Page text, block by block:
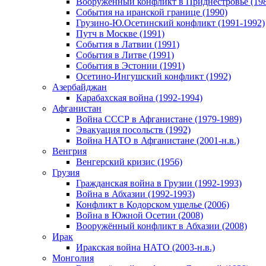
События на иранской границе (1990)
Грузино-Ю.Осетинский конфликт (1991-1992)
Путч в Москве (1991)
События в Латвии (1991)
События в Литве (1991)
События в Эстонии (1991)
Осетино-Ингушский конфликт (1992)
Азербайджан
Карабахская война (1992-1994)
Афганистан
Война СССР в Афганистане (1979-1989)
Эвакуация посольств (1992)
Война НАТО в Афганистане (2001-н.в.)
Венгрия
Венгерский кризис (1956)
Грузия
Гражданская война в Грузии (1992-1993)
Война в Абхазии (1992-1993)
Конфликт в Кодорском ущелье (2006)
Война в Южной Осетии (2008)
Вооружённый конфликт в Абхазии (2008)
Ирак
Иракская война НАТО (2003-н.в.)
Монголия